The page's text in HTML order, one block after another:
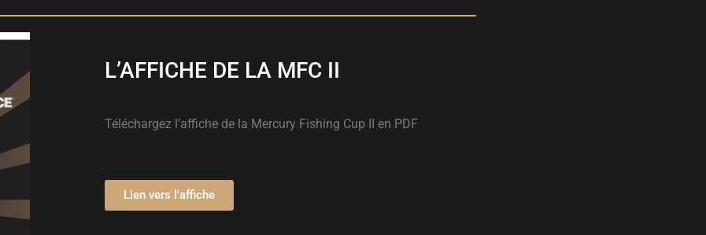
L’AFFICHE DE LA MFC II
Téléchargez l’affiche de la Mercury Fishing Cup II en PDF
Lien vers l'affiche